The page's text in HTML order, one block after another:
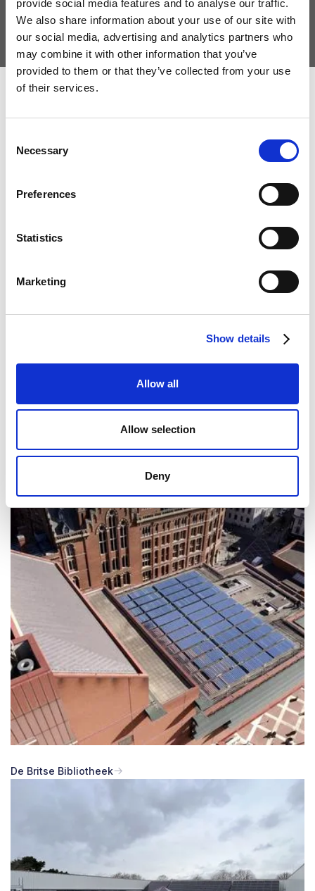
provide social media features and to analyse our traffic.
We also share information about your use of our site with
our social media, advertising and analytics partners who
may combine it with other information that you’ve
provided to them or that they’ve collected from your use
of their services.
Selection
Necessary
Preferences
Statistics
Marketing
Show details
Allow all
Allow selection
Deny
Onze case studies Virtu en PVT case
studies hoe je in de praktijk energie
projecten.
De Britse Bibliotheek